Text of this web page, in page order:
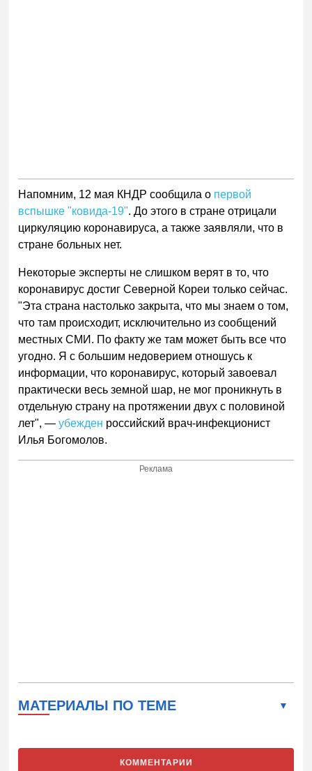
Напомним, 12 мая КНДР сообщила о первой
вспышке "ковида-19". До этого в стране отрицали
циркуляцию коронавируса, а также заявляли, что в
стране больных нет.
Некоторые эксперты не слишком верят в то, что
коронавирус достиг Северной Кореи только сейчас.
"Эта страна настолько закрыта, что мы знаем о том,
что там происходит, исключительно из сообщений
местных СМИ. По факту же там может быть все что
угодно. Я с большим недоверием отношусь к
информации, что коронавирус, который завоевал
практически весь земной шар, не мог проникнуть в
отдельную страну на протяжении двух с половиной
лет", —убежден российский врач-инфекционист
Илья Богомолов.
Реклама
МАТЕРИАЛЫ ПО ТЕМЕ
КОММЕНТАРИИ